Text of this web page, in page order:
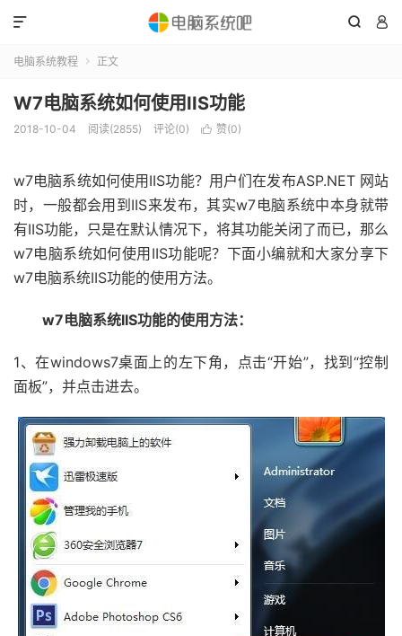
 

电脑系统教程  正文
W7电脑系统如何使用IIS功能
2018-10-04 阅读(2855) 评论(0)  赞(0)
w7电脑系统如何使用IIS功能？用户们在发布ASP.NET 网站
时，一般都会用到IIS来发布，其实w7电脑系统中本身就带
有IIS功能，只是在默认情况下，将其功能关闭了而已，那么
w7电脑系统如何使用IIS功能呢？下面小编就和大家分享下
w7电脑系统IIS功能的使用方法。
w7电脑系统IIS功能的使用方法：
1、在windows7桌面上的左下角，点击“开始”，找到“控制
面板”，并点击进去。